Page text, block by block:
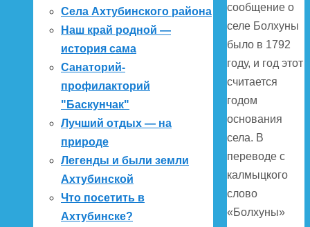
сообщение о
селе Болхуны
было в 1792
году, и год этот
считается
годом
основания
села. В
переводе с
калмыцкого
слово
«Болхуны»
Села Ахтубинского района
Наш край родной —
история сама
Санаторий-
профилакторий
"Баскунчак"
Лучший отдых — на
природе
Легенды и были земли
Ахтубинской
Что посетить в
Ахтубинске?